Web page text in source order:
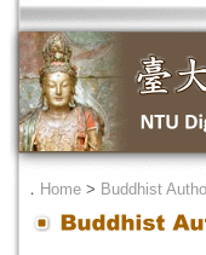
． Home > Buddhist